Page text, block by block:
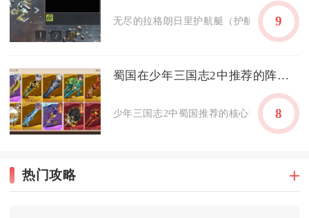
无尽的拉格朗日里护航艇（护航舰）在深
9
蜀国在少年三国志2中推荐的阵容是怎样的
少年三国志2中蜀国推荐的核心阵容为刘备
8
热门攻略